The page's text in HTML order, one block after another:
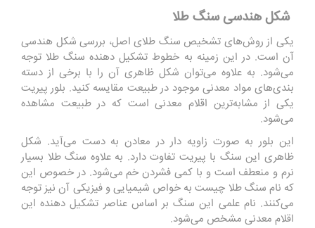
شکل هندسی سنگ طلا
یکی از روش‌های تشخیص سنگ طلای اصل، بررسی شکل هندسی
آن است. در این زمینه به خطوط تشکیل دهنده سنگ طلا توجه
می‌شود. به علاوه می‌توان شکل ظاهری آن را با برخی از دسته
بندی‌های مواد معدنی موجود در طبیعت مقایسه کنید. بلور پیریت
یکی از مشابه‌ترین اقلام معدنی است که در طبیعت مشاهده
می‌شود.
این بلور به صورت زاویه دار در معادن به دست می‌آید. شکل
ظاهری این سنگ با پیریت تفاوت دارد. به علاوه سنگ طلا بسیار
نرم و منعطف است و با کمی فشردن خم می‌شود. در خصوص این
که نام سنگ طلا چیست به خواص شیمیایی و فیزیکی آن نیز توجه
می‌کنند. نام علمی این سنگ بر اساس عناصر تشکیل دهنده این
اقلام معدنی مشخص می‌شود.